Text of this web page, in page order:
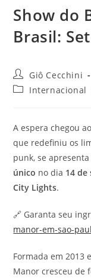
Show do
Brasil:
Autor
do
post:
Giô Cecchini
Categoria
Internacional
A espera chegou
que redefiniu os
punk, se
único no dia 14 de
City Lights.
🔗 Garanta seu
manor-em-sao-
Formada em 2013
Manor cresceu de